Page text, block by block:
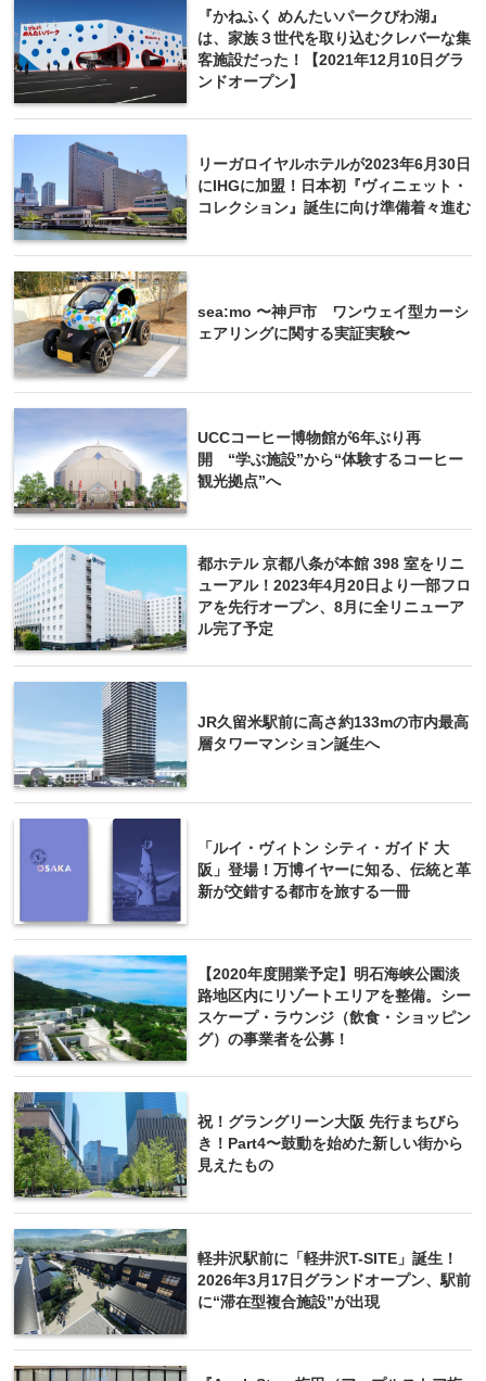
『かねふく めんたいパークびわ湖』
は、家族３世代を取り込むクレバーな集
客施設だった！【2021年12月10日グラ
ンドオープン】
リーガロイヤルホテルが2023年6月30日
にIHGに加盟！日本初『ヴィニェット・
コレクション』誕生に向け準備着々進む
sea:mo 〜神戸市 ワンウェイ型カーシ
ェアリングに関する実証実験〜
UCCコーヒー博物館が6年ぶり再
開 “学ぶ施設”から“体験するコーヒー
観光拠点”へ
都ホテル 京都八条が本館 398 室をリニ
ューアル！2023年4月20日より一部フロ
アを先行オープン、8月に全リニューア
ル完了予定
JR久留米駅前に高さ約133mの市内最高
層タワーマンション誕生へ
「ルイ・ヴィトン シティ・ガイド 大
阪」登場！万博イヤーに知る、伝統と革
新が交錯する都市を旅する一冊
【2020年度開業予定】明石海峡公園淡
路地区内にリゾートエリアを整備。シー
スケープ・ラウンジ（飲食・ショッピン
グ）の事業者を公募！
祝！グラングリーン大阪 先行まちびら
き！Part4〜鼓動を始めた新しい街から
見えたもの
軽井沢駅前に「軽井沢T-SITE」誕生！
2026年3月17日グランドオープン、駅前
に“滞在型複合施設”が出現